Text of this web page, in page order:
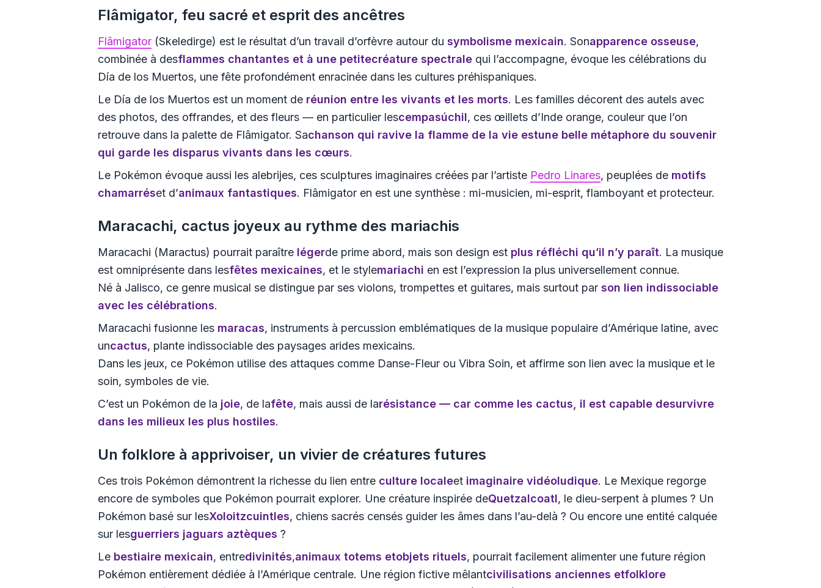
Flâmigator, feu sacré et esprit des ancêtres
Flâmigator (Skeledirge) est le résultat d’un travail d’orfèvre autour du symbolisme mexicain. Sonapparence osseuse,
combinée à desflammes chantantes et à une petitecréature spectrale qui l’accompagne, évoque les célébrations du
Día de los Muertos, une fête profondément enracinée dans les cultures préhispaniques.
Le Día de los Muertos est un moment de réunion entre les vivants et les morts. Les familles décorent des autels avec
des photos, des offrandes, et des fleurs — en particulier lescempasúchil, ces œillets d’Inde orange, couleur que l’on
retrouve dans la palette de Flâmigator. Sachanson qui ravive la flamme de la vie estune belle métaphore du souvenir
qui garde les disparus vivants dans les cœurs.
Le Pokémon évoque aussi les alebrijes, ces sculptures imaginaires créées par l’artiste Pedro Linares, peuplées de motifs
chamarréset d’animaux fantastiques. Flâmigator en est une synthèse : mi-musicien, mi-esprit, flamboyant et protecteur.
Maracachi, cactus joyeux au rythme des mariachis
Maracachi (Maractus) pourrait paraître légerde prime abord, mais son design est plus réfléchi qu’il n’y paraît. La musique
est omniprésente dans lesfêtes mexicaines, et le stylemariachi en est l’expression la plus universellement connue.
Né à Jalisco, ce genre musical se distingue par ses violons, trompettes et guitares, mais surtout par son lien indissociable
avec les célébrations.
Maracachi fusionne les maracas, instruments à percussion emblématiques de la musique populaire d’Amérique latine, avec
uncactus, plante indissociable des paysages arides mexicains.
Dans les jeux, ce Pokémon utilise des attaques comme Danse-Fleur ou Vibra Soin, et affirme son lien avec la musique et le
soin, symboles de vie.
C’est un Pokémon de la joie, de lafête, mais aussi de larésistance — car comme les cactus, il est capable desurvivre
dans les milieux les plus hostiles.
Un folklore à apprivoiser, un vivier de créatures futures
Ces trois Pokémon démontrent la richesse du lien entre culture localeet imaginaire vidéoludique. Le Mexique regorge
encore de symboles que Pokémon pourrait explorer. Une créature inspirée deQuetzalcoatl, le dieu-serpent à plumes ? Un
Pokémon basé sur lesXoloitzcuintles, chiens sacrés censés guider les âmes dans l’au-delà ? Ou encore une entité calquée
sur lesguerriers jaguars aztèques ?
Le bestiaire mexicain, entredivinités,animaux totems etobjets rituels, pourrait facilement alimenter une future région
Pokémon entièrement dédiée à l’Amérique centrale. Une région fictive mêlantcivilisations anciennes etfolklore